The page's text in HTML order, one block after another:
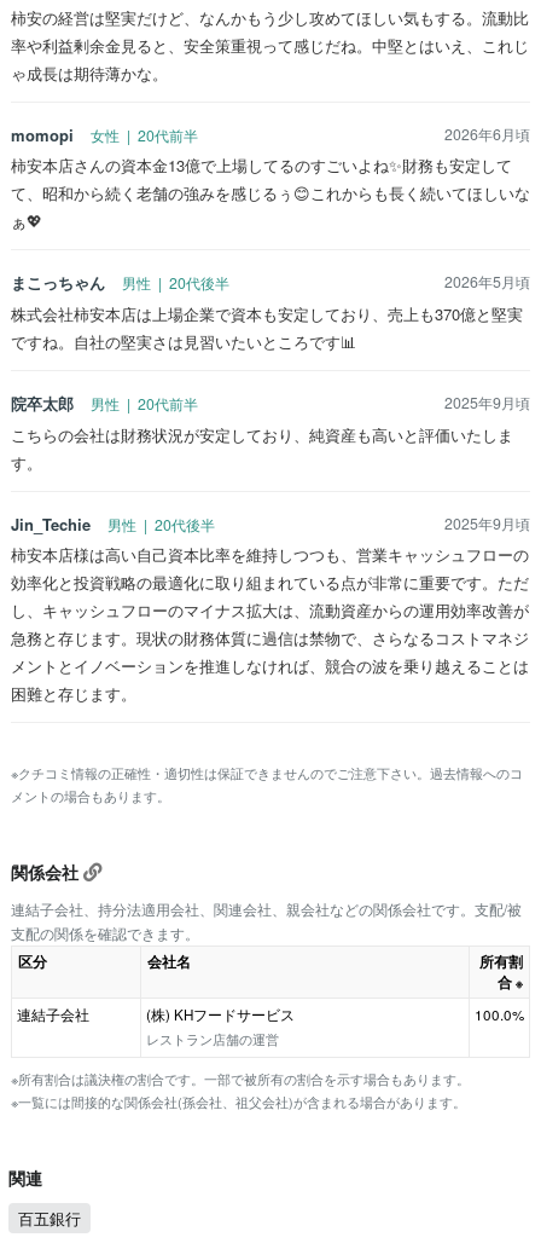
柿安の経営は堅実だけど、なんかもう少し攻めてほしい気もする。流動比
率や利益剰余金見ると、安全策重視って感じだね。中堅とはいえ、これじ
ゃ成長は期待薄かな。
momopi 女性 | 20代前半 2026年6月頃
柿安本店さんの資本金13億で上場してるのすごいよね✨財務も安定して
て、昭和から続く老舗の強みを感じるぅ😊これからも長く続いてほしいな
ぁ💖
まこっちゃん 男性 | 20代後半 2026年5月頃
株式会社柿安本店は上場企業で資本も安定しており、売上も370億と堅実
ですね。自社の堅実さは見習いたいところです📊
院卒太郎 男性 | 20代前半 2025年9月頃
こちらの会社は財務状況が安定しており、純資産も高いと評価いたしま
す。
Jin_Techie 男性 | 20代後半 2025年9月頃
柿安本店様は高い自己資本比率を維持しつつも、営業キャッシュフローの
効率化と投資戦略の最適化に取り組まれている点が非常に重要です。ただ
し、キャッシュフローのマイナス拡大は、流動資産からの運用効率改善が
急務と存じます。現状の財務体質に過信は禁物で、さらなるコストマネジ
メントとイノベーションを推進しなければ、競合の波を乗り越えることは
困難と存じます。
※クチコミ情報の正確性・適切性は保証できませんのでご注意下さい。過去情報へのコ
メントの場合もあります。
関係会社
連結子会社、持分法適用会社、関連会社、親会社などの関係会社です。支配/被
支配の関係を確認できます。
区分 会社名
所有割
合 ※
連結子会社
(株) KHフードサービス
レストラン店舗の運営
100.0%
※所有割合は議決権の割合です。一部で被所有の割合を示す場合もあります。
※一覧には間接的な関係会社(孫会社、祖父会社)が含まれる場合があります。
関連
百五銀行